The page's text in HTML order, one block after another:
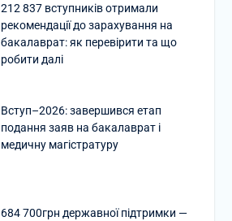
212 837 вступників отримали
рекомендації до зарахування на
бакалаврат: як перевірити та що
робити далі
Вступ–2026: завершився етап
подання заяв на бакалаврат і
медичну магістратуру
684 700грн державної підтримки —